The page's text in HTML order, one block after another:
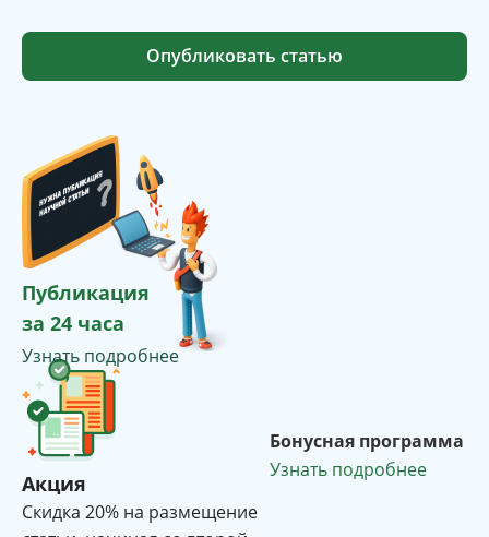
Опубликовать статью
Публикация
за 24 часа
Узнать подробнее
Акция
Cкидка 20% на размещение
Бонусная программа
Узнать подробнее